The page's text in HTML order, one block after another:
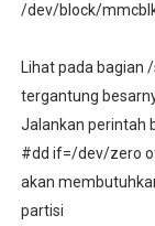
/dev/block/
Lihat pada bagian
tergantung
Jalankan perintah
#dd if=/dev/zero
akan
partisi